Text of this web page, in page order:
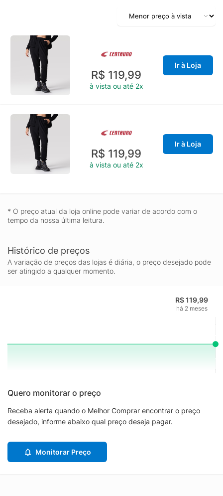
R$ 119,99
à vista ou até 2x
Ir à Loja
R$ 119,99
à vista ou até 2x
Ir à Loja
* O preço atual da loja online pode variar de acordo com o
tempo da nossa última leitura.
Histórico de preços
A variação de preços das lojas é diária, o preço desejado pode
ser atingido a qualquer momento.
R$ 119,99
há 2 meses
Quero monitorar o preço
Receba alerta quando o Melhor Comprar encontrar o preço
desejado, informe abaixo qual preço deseja pagar.
Monitorar Preço